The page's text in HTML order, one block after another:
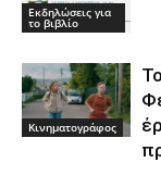
Εκδηλώσεις για
το βιβλίο
Κινηματογράφος